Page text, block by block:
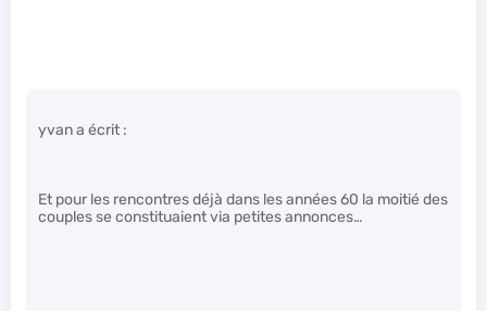
yvan a écrit :
Et pour les rencontres déjà dans les années 60 la moitié des
couples se constituaient via petites annonces…